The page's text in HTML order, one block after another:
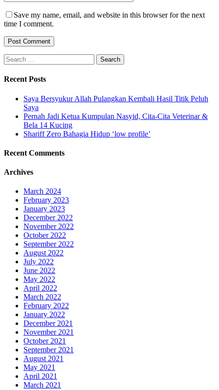
Save my name, email, and website in this browser for the next
time I comment.
Search
for:
Recent Posts
Saya Bersyukur Allah Pulangkan Kembali Hasil Titik Peluh
Saya
Pernah Jadi Ketua Kumpulan Nasyid, Cita-Cita Veterinar &
Bela 14 Kucing
Shariff Zero Bahagia Hidup ‘low profile’
Recent Comments
Archives
March 2024
February 2023
January 2023
December 2022
November 2022
October 2022
September 2022
August 2022
July 2022
June 2022
May 2022
April 2022
March 2022
February 2022
January 2022
December 2021
November 2021
October 2021
September 2021
August 2021
May 2021
April 2021
March 2021